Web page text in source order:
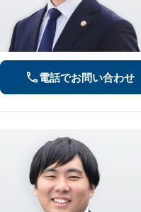
電話でお問い合わせ